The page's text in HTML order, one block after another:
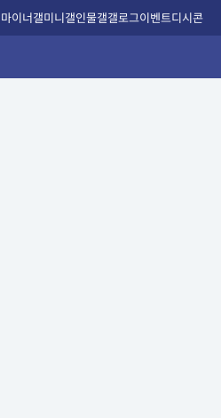
마이너갤미니갤인물갤갤로그이벤트디시콘